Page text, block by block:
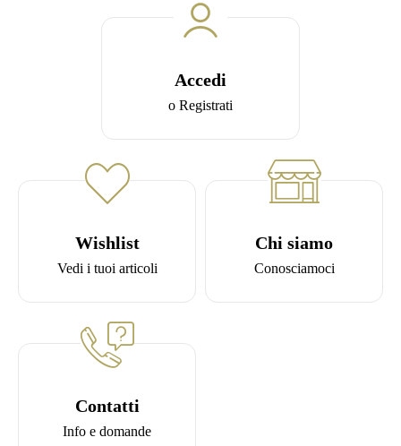
Accedi
o Registrati
Wishlist
Vedi i tuoi articoli
Chi siamo
Conosciamoci
Contatti
Info e domande